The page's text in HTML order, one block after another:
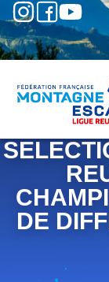
DE